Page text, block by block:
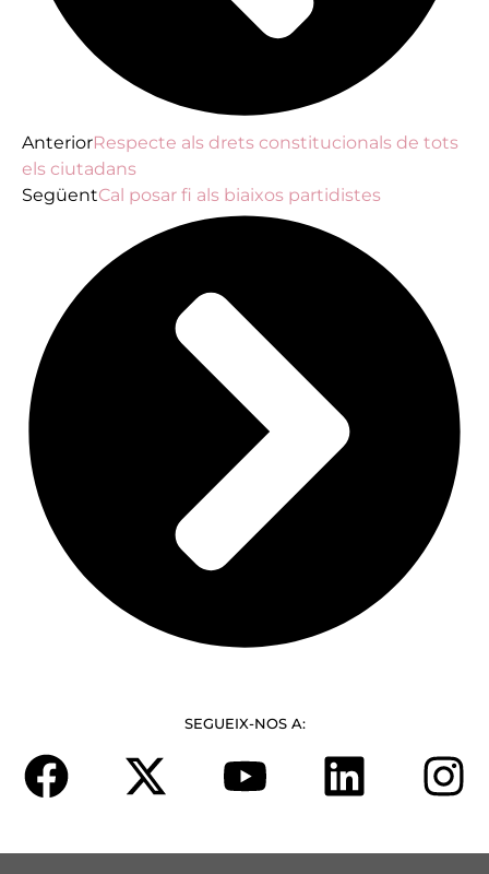
AnteriorRespecte als drets constitucionals de tots
els ciutadans
SegüentCal posar fi als biaixos partidistes
SEGUEIX-NOS A: